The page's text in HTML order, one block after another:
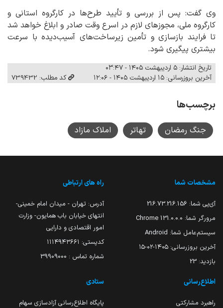
وی گفت: پس از بررسی و تأیید طرح‌ها در کارگروه استانی و
کارگروه ملی، مجوزهای لازم در اسرع وقت صادر و ابلاغ خواهد شد
تا فرایند بازسازی و تأمین زیرساخت‌های آسیب‌دیده با سرعت
بیشتری پیگیری شود.
تاریخ انتشار: ۵ اردیبهشت ۱۴۰۵ - ۰۳:۴۷
آخرین بروزرسانی: ۱۵ اردیبهشت ۱۴۰۵ - ۱۲:۰۶
کد مطلب: 739432
برچسب‌ها
جنگ رمضان تهاتر املاک مازاد
مشخصات شما
آی‌پی شما: 216.73.216.156
مرورگر شما: 131.0.0.0 Chrome
سیستم‌عامل شما: Android
آخرین بروزرسانی: ۱۴۰۵-۰۲-۱۵
بازدید: 23
راه های ارتباطی
آدرس: تهران - میدان امام خمینی-
انتهای خیابان باب همایون- وزارت
امور اقتصادی و دارایی
کدپستی: ۱۱۱۴۹۴۳۶۶۱
شماره تماس : 39909000
اطلاع‌رسانی
راهبرد مشارکتی
ستادی
پایگاه اطلاع‌رسانی آزادسازی سهام